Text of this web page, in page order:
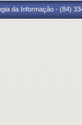
da Informação - (84)